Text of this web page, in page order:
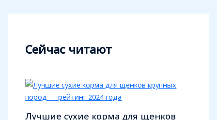
Сейчас читают
Лучшие сухие корма для щенков